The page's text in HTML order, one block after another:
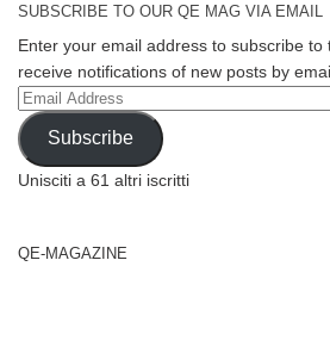
SUBSCRIBE TO OUR QE MAG VIA EMAIL
Enter your email address to subscribe to
receive notifications of new posts by
Email
Address
Subscribe
Unisciti a 61 altri iscritti
QE-MAGAZINE